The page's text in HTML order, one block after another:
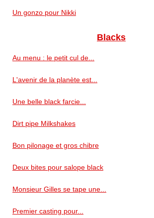
Un gonzo pour Nikki
Blacks
Au menu : le petit cul de...
L'avenir de la planète est...
Une belle black farcie...
Dirt pipe Milkshakes
Bon pilonage et gros chibre
Deux bites pour salope black
Monsieur Gilles se tape une...
Premier casting pour...